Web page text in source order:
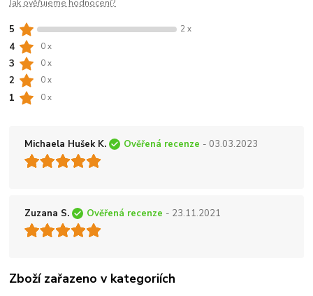
Jak ověřujeme hodnocení?
5 2 x
4 0 x
3 0 x
2 0 x
1 0 x
Michaela Hušek K. Ověřená recenze - 03.03.2023
Zuzana S. Ověřená recenze - 23.11.2021
Zboží zařazeno v kategoriích